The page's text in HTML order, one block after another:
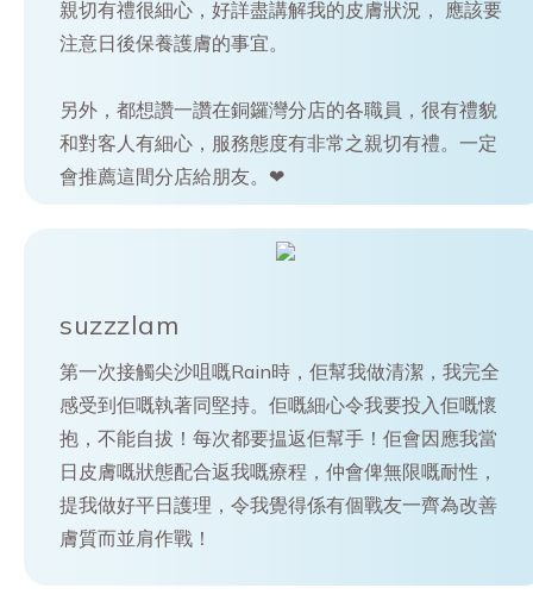
親切有禮很細心，好詳盡講解我的皮膚狀況， 應該要
注意日後保養護膚的事宜。
另外，都想讚一讚在銅鑼灣分店的各職員，很有禮貌
和對客人有細心，服務態度有非常之親切有禮。一定
會推薦這間分店給朋友。❤
suzzzlam
第一次接觸尖沙咀嘅Rain時，佢幫我做清潔，我完全
感受到佢嘅執著同堅持。佢嘅細心令我要投入佢嘅懷
抱，不能自拔！每次都要揾返佢幫手！佢會因應我當
日皮膚嘅狀態配合返我嘅療程，仲會俾無限嘅耐性，
提我做好平日護理，令我覺得係有個戰友一齊為改善
膚質而並肩作戰！